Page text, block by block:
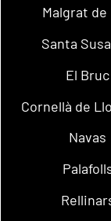
Malgrat de
Santa
El Bruc
Cornellà de
Navas